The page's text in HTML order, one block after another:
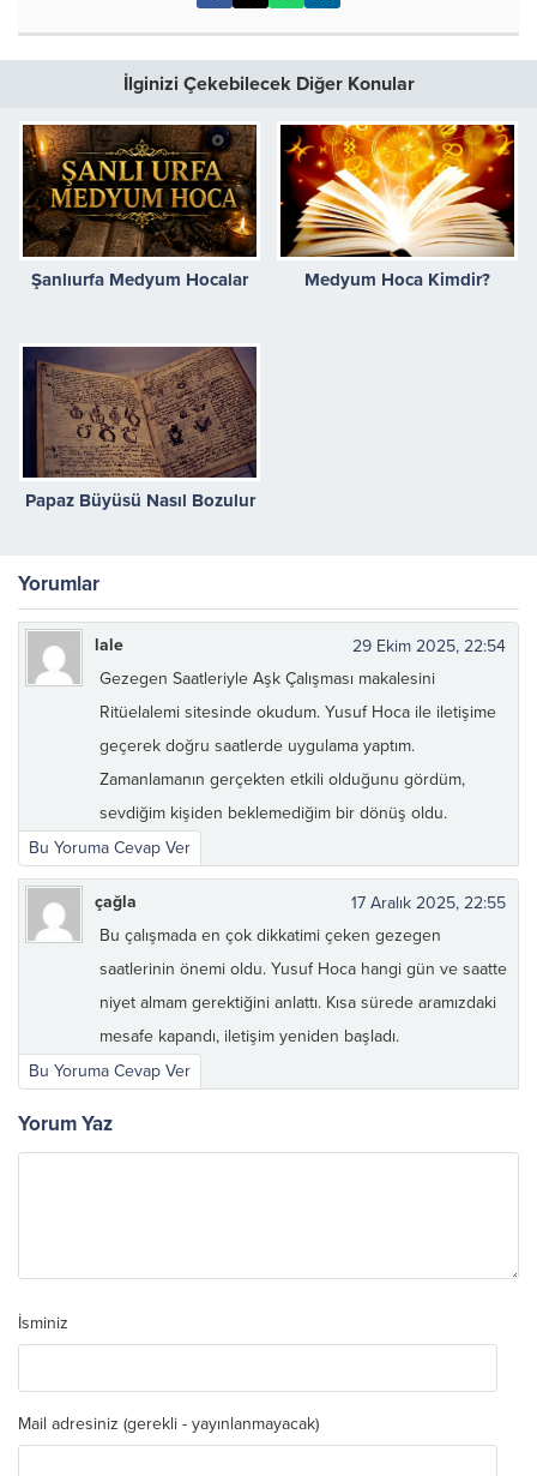
İlginizi Çekebilecek Diğer Konular
Şanlıurfa Medyum Hocalar Medyum Hoca Kimdir?
Papaz Büyüsü Nasıl Bozulur
Yorumlar
lale
29 Ekim 2025, 22:54
Gezegen Saatleriyle Aşk Çalışması makalesini
Ritüelalemi sitesinde okudum. Yusuf Hoca ile iletişime
geçerek doğru saatlerde uygulama yaptım.
Zamanlamanın gerçekten etkili olduğunu gördüm,
sevdiğim kişiden beklemediğim bir dönüş oldu.
Bu Yoruma Cevap Ver
çağla
17 Aralık 2025, 22:55
Bu çalışmada en çok dikkatimi çeken gezegen
saatlerinin önemi oldu. Yusuf Hoca hangi gün ve saatte
niyet almam gerektiğini anlattı. Kısa sürede aramızdaki
mesafe kapandı, iletişim yeniden başladı.
Bu Yoruma Cevap Ver
Yorum Yaz
İsminiz
Mail adresiniz (gerekli - yayınlanmayacak)